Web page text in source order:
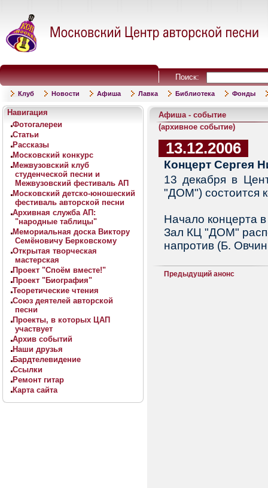
Поиск:
Клуб Новости Афиша Лавка Библиотека Фонды
Навигация
Фотогалереи
Статьи
Рассказы
Московский конкурс
Межвузовский клуб
студенческой песни и
Межвузовский фестиваль АП
Московский детско-юношеский
фестиваль авторской песни
Архивная служба АП:
"народные таблицы"
Мемориальная доска Виктору
Семёновичу Берковскому
Открытая творческая
мастерская
Проект "Споём вместе!"
Проект "Биография"
Теоретические чтения
Союз деятелей авторской
песни
Проекты, в которых ЦАП
участвует
Архив событий
Наши друзья
Бардтелевидение
Ссылки
Ремонт гитар
Карта сайта
Афиша - событие
(архивное событие)
13.12.2006
Концерт Сергея
13 декабря в
"ДОМ") состоится
Начало концерта
Зал КЦ "ДОМ"
напротив (Б.
Предыдущий анонс